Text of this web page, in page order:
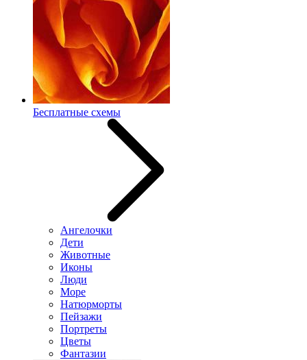
Бесплатные схемы
Ангелочки
Дети
Животные
Иконы
Люди
Море
Натюрморты
Пейзажи
Портреты
Цветы
Фантазии